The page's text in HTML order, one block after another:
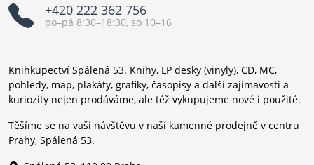
+420 222 362 756
po–pá 8:30–18:30, so 10–16
Knihkupectví Spálená 53. Knihy, LP desky (vinyly), CD, MC,
pohledy, map, plakáty, grafiky, časopisy a další zajímavosti a
kuriozity nejen prodáváme, ale též vykupujeme nové i použité.
Těšíme se na vaši návštěvu v naší kamenné prodejně v centru
Prahy, Spálená 53.